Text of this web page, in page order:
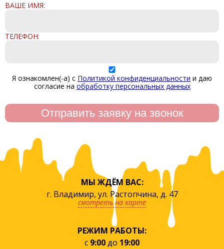
ВАШЕ ИМЯ:
ТЕЛЕФОН:
Я ознакомлен(-а) с Политикой конфиденциальности и даю
согласие на обработку персональных данных
МЫ ЖДЁМ ВАС:
г. Владимир, ул. Растопчина, д. 47
смотреть на карте
РЕЖИМ РАБОТЫ:
с 9:00до 19:00